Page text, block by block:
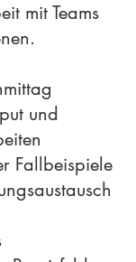
mit Teams
und
Fallbeispiele